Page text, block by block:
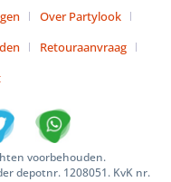
Over Partylook
Retouraanvraag
voorbehouden.
depotnr. 1208051. KvK nr.